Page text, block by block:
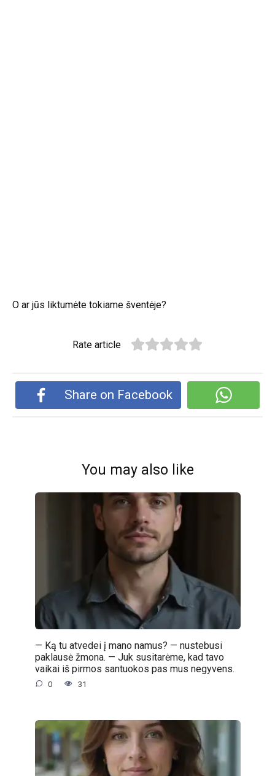
O ar jūs liktumėte tokiame šventėje?
Rate article
Share on Facebook
You may also like
— Ką tu atvedei į mano namus? — nustebusi
paklausė žmona. — Juk susitarėme, kad tavo
vaikai iš pirmos santuokos pas mus negyvens.
0 31